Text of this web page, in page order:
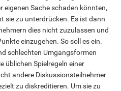
eigenen Sache schaden könnten,
sie zu unterdrücken. Es ist dann
dies nicht zuzulassen und
einzugehen. So soll es ein.
schlechten Umgangsformen
üblichen Spielregeln einer
andere Diskussionsteilnehmer
zu diskreditieren. Um sie zu